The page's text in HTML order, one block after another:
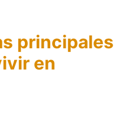
principales
en